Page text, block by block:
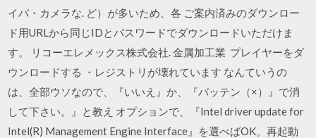
イバ・カメラな. ど）が多いため、各 ご案内済みのダウンロー
ド用URLから同じIDとパスワードでダウンロードいただけま
す。 リコーエレメックス株式会社. 金属加工業 プレイヤーをダ
ウンロードする ・レジストリが壊れています なんていうの
は、全部ウソなので、『いいえ』か、『バッテン（×）』で消
して下さい。』と教え オプションで、『Intel driver update for
Intel(R) Management Engine Interface』を選べばOK。再起動